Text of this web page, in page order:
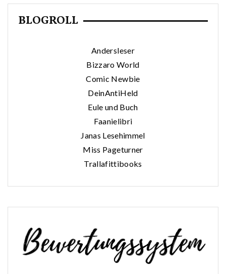
BLOGROLL
Andersleser
Bizzaro World
Comic Newbie
DeinAntiHeld
Eule und Buch
Faanielibri
Janas Lesehimmel
Miss Pageturner
Trallafittibooks